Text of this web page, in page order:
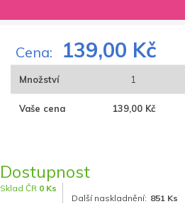
Cena: 139,00 Kč
Množství 1
Vaše cena 139,00 Kč
Dostupnost
Sklad ČR 0 Ks
Další naskladnění: 851 Ks